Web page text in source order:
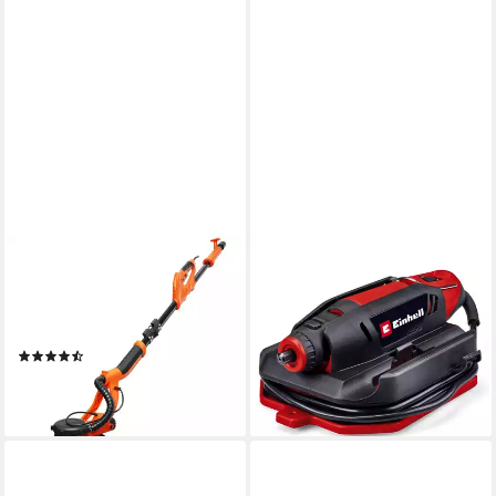
Deckenschleifer, 750W, LED,
lieferbar - in 4-5 Werktagen bei dir
Handschleifer Schleif- und
Gravur-Werkzeug TC-MT 150
44,73 € UVP 61,95 €
-28%
lieferbar - in 1-2 Werktagen bei dir